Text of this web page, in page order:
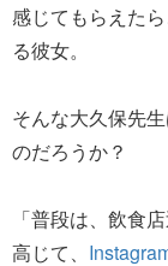
感じてもらえた
る彼女。
そんな大久保先
のだろうか？
「普段は、飲食
高じて、